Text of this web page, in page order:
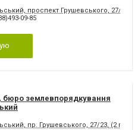
проспект Грушевського, 27/18
09-85
землевпорядкування
пр. Грушевського, 27/23, (2